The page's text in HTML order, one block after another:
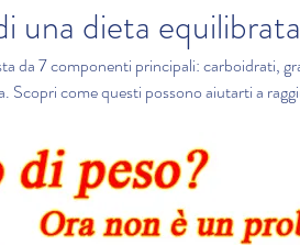
una dieta equilibrata
da 7 componenti principali: carboidrati,
Scopri come questi possono aiutarti a